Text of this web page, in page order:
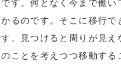
す。何となく今まで働い
るのです。そこに移行で
。見つけると周りが見え
ことを考えつつ移動する